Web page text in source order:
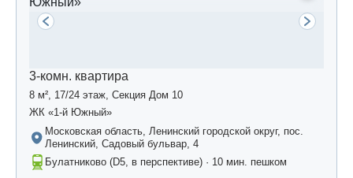
3-комн. квартира
8 м², 17/24 этаж, Секция Дом 10
ЖК «1-й Южный»
Московская область, Ленинский городской округ, пос.
Ленинский, Садовый бульвар, 4
Булатниково (D5, в перспективе) · 10 мин. пешком